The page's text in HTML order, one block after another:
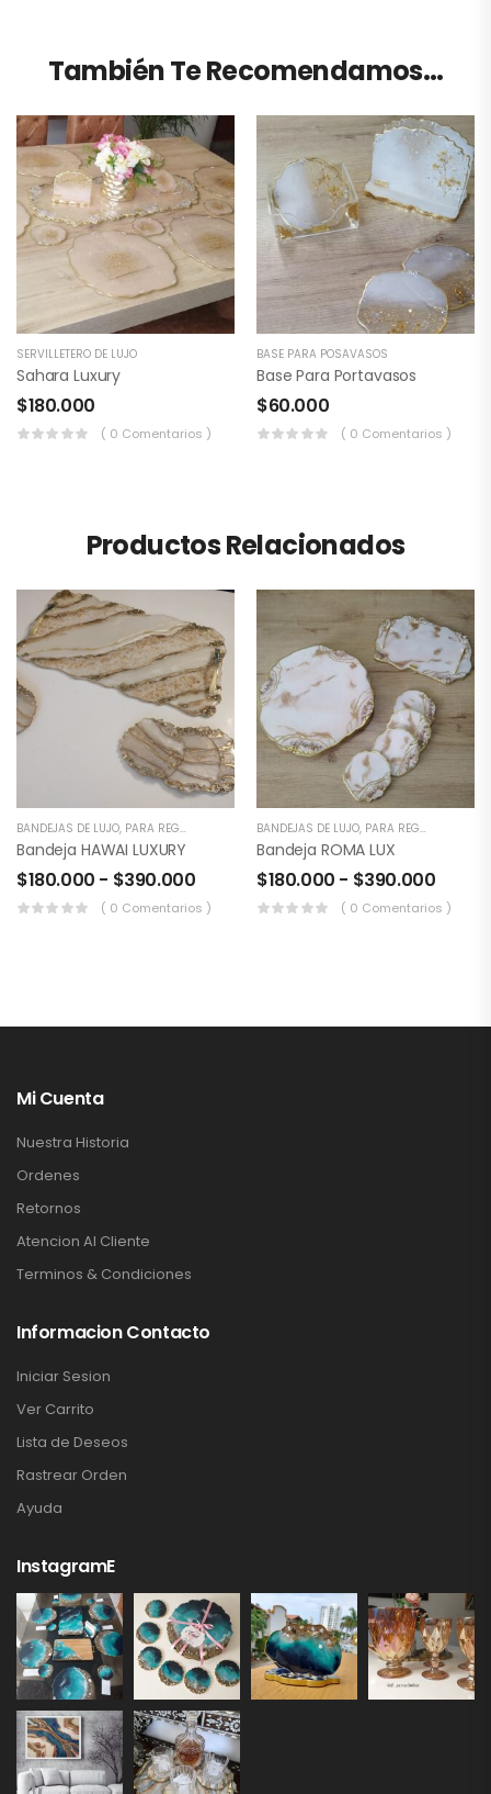
También Te Recomendamos…
SERVILLETERO DE LUJO
Sahara Luxury
$180.000
( 0 Comentarios )
BASE PARA POSAVASOS
Base Para Portavasos
$60.000
( 0 Comentarios )
Productos Relacionados
BANDEJAS DE LUJO, PARA REGALAR
Bandeja HAWAI LUXURY
$180.000 - $390.000
( 0 Comentarios )
BANDEJAS DE LUJO, PARA REGALAR
Bandeja ROMA LUX
$180.000 - $390.000
( 0 Comentarios )
Mi Cuenta
Nuestra Historia
Ordenes
Retornos
Atencion Al Cliente
Terminos & Condiciones
Informacion Contacto
Iniciar Sesion
Ver Carrito
Lista de Deseos
Rastrear Orden
Ayuda
InstagramE